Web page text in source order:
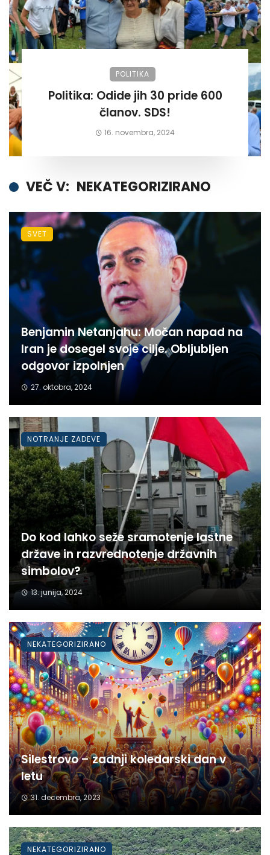
POLITIKA
Politika: Odide jih 30 pride 600
članov. SDS!
16. novembra, 2024
VEČ V: NEKATEGORIZIRANO
Benjamin Netanjahu: Močan napad na
Iran je dosegel svoje cilje. Obljubljen
odgovor izpolnjen
27. oktobra, 2024
SVET
Do kod lahko seže sramotenje lastne
države in razvrednotenje državnih
simbolov?
13. junija, 2024
NOTRANJE ZADEVE
Silestrovo – zadnji koledarski dan v
letu
31. decembra, 2023
NEKATEGORIZIRANO
NEKATEGORIZIRANO